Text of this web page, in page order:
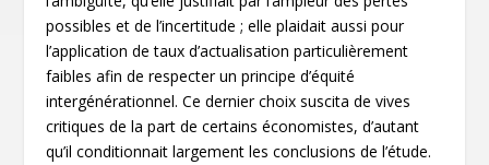
possibles et de l’incertitude ; elle plaidait aussi pour
l’application de taux d’actualisation particulièrement
faibles afin de respecter un principe d’équité
intergénérationnel. Ce dernier choix suscita de vives
critiques de la part de certains économistes, d’autant
qu’il conditionnait largement les conclusions de l’étude.